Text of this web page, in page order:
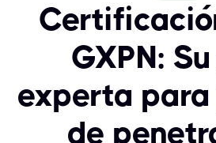
GXPN:
experta para
de